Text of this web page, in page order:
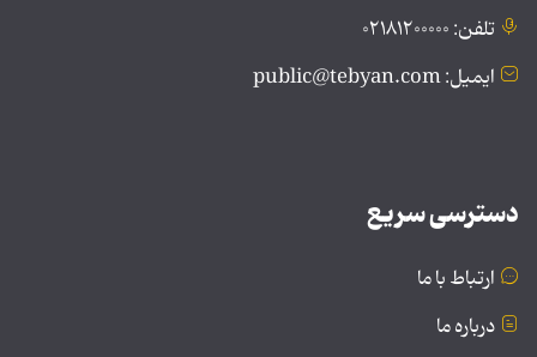
تلفن: ۰۲۱۸۱۲۰۰۰۰۰
ایمیل: public@tebyan.com
دسترسی سریع
ارتباط با ما
درباره ما